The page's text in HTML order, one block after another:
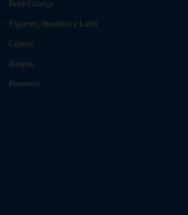
Bebê/Criança
Esportes, Aventura e Lazer
Cupom
Roupas
Presentes